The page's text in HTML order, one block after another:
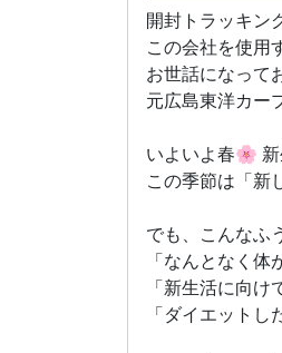
開封トラッキン
この会社を使用
お世話になって
元広島東洋カー
いよいよ春🌸 新
この季節は「新
でも、こんなふ
「なんとなく体
「新生活に向け
「ダイエット